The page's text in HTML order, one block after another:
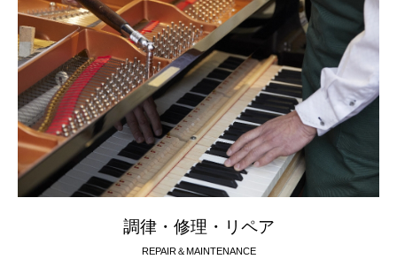
調律・修理・リペア
REPAIR＆MAINTENANCE